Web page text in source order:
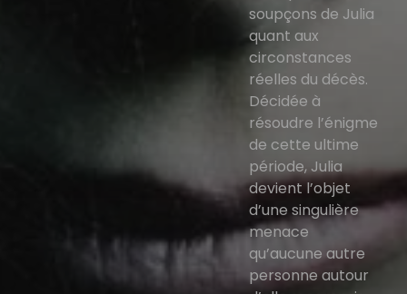
soupçons de Julia
quant aux
circonstances
réelles du décès.
Décidée à
résoudre l’énigme
de cette ultime
période, Julia
devient l’objet
d’une singulière
menace
qu’aucune autre
personne autour